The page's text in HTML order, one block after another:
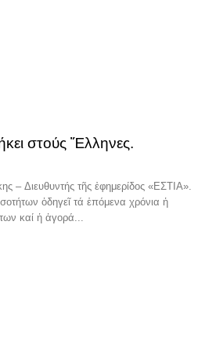
στούς Ἕλληνες.
– Διευθυντής τῆς ἐφημερίδος «ΕΣΤΙΑ».
ὁδηγεῖ τά ἑπόμενα χρόνια ἡ
καί ἡ ἀγορά...